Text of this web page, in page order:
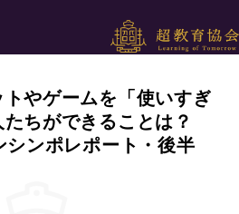
やゲームを「使いすぎ
ちができることは？
シンポレポート・後半